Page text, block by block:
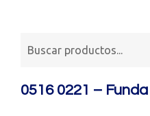
0516 0221 –